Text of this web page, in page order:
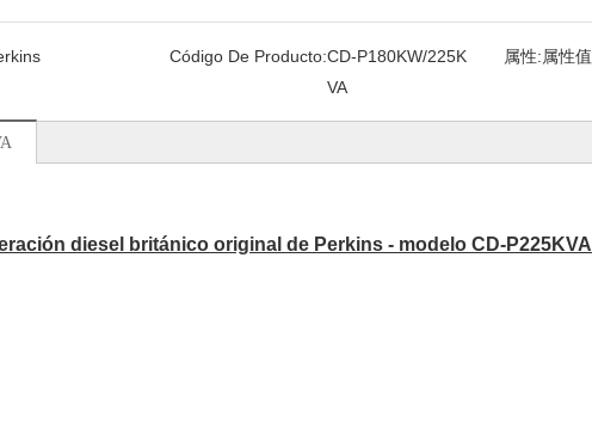
Código De Producto:CD-P180KW/225K
VA
属性:属性值
diesel británico original de Perkins - modelo CD-P225KVA